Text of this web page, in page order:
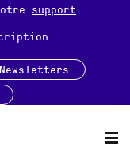
support
Newsletters